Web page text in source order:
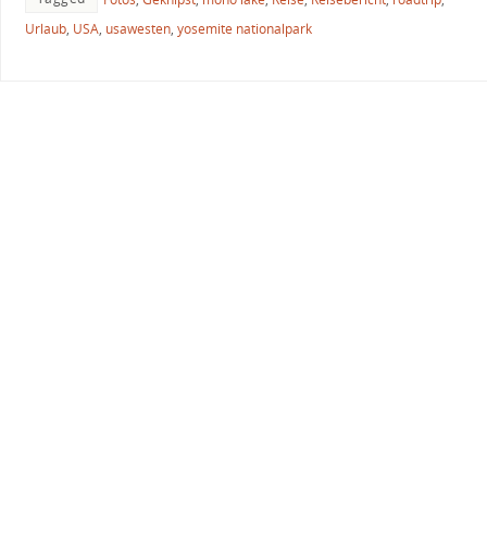
Urlaub, USA, usawesten, yosemite nationalpark